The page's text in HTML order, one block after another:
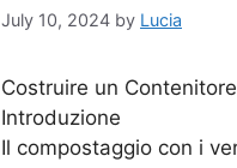
July 10, 2024 by Lucia
Costruire un
Introduzione
Il compostaggio con i